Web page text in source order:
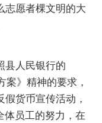
志愿者棵文明的大
县人民银行的
案》精神的要求，
货币宣传活动，
体员工的努力，在